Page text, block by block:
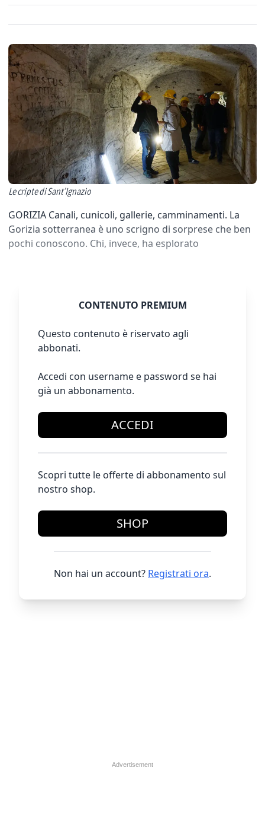
Le cripte di Sant’Ignazio
GORIZIA Canali, cunicoli, gallerie, camminamenti. La
Gorizia sotterranea è uno scrigno di sorprese che ben
pochi conoscono. Chi, invece, ha esplorato
CONTENUTO PREMIUM
Questo contenuto è riservato agli
abbonati.
Accedi con username e password se hai
già un abbonamento.
ACCEDI
Scopri tutte le offerte di abbonamento sul
nostro shop.
SHOP
Non hai un account? Registrati ora.